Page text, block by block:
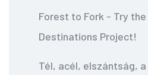
Forest to Fork - Try the
Destinations Project!
Tél, acél, elszántság,